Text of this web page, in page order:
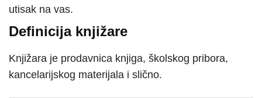
utisak na vas.
Definicija knjižare
Knjižara je prodavnica knjiga, školskog pribora,
kancelarijskog materijala i slično.